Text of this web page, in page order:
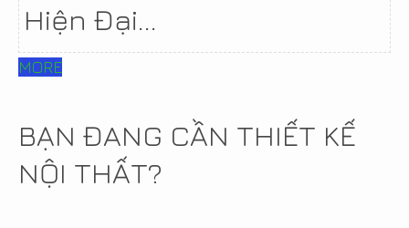
Hiện Đại...
MORE
BẠN ĐANG CẦN THIẾT KẾ
NỘI THẤT?